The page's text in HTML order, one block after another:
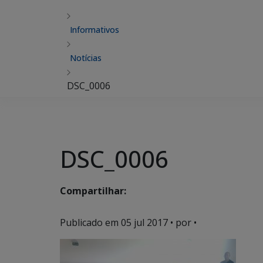
Informativos
Notícias
DSC_0006
DSC_0006
Compartilhar:
Publicado em 05 jul 2017 • por •